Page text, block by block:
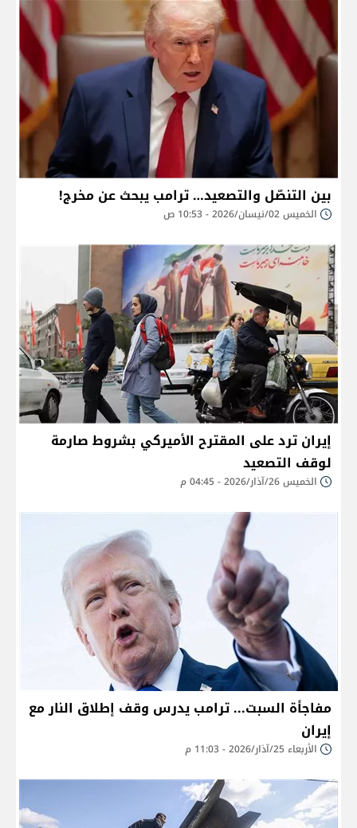
بين التنصّل والتصعيد… ترامب يبحث عن مخرج!
الخميس 02/نيسان/2026 - 10:53 ص
إيران ترد على المقترح الأميركي بشروط صارمة
لوقف التصعيد
الخميس 26/آذار/2026 - 04:45 م
مفاجأة السبت... ترامب يدرس وقف إطلاق النار مع
إيران
الأربعاء 25/آذار/2026 - 11:03 م